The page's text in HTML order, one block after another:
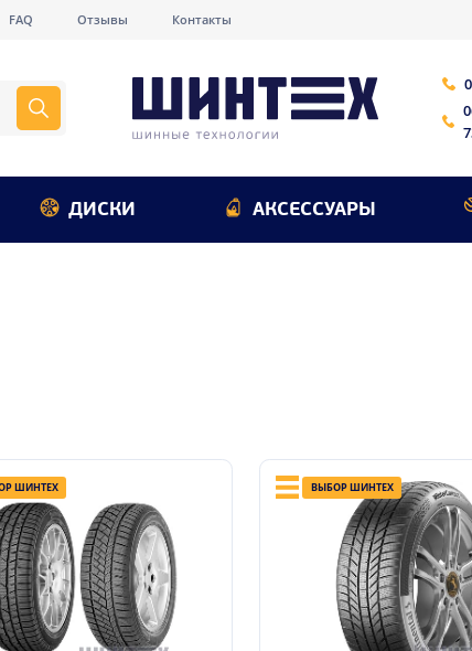
FAQ Отзывы Контакты
ДИСКИ АКСЕССУАРЫ
ШИНТЕХ ВЫБОР ШИНТЕХ